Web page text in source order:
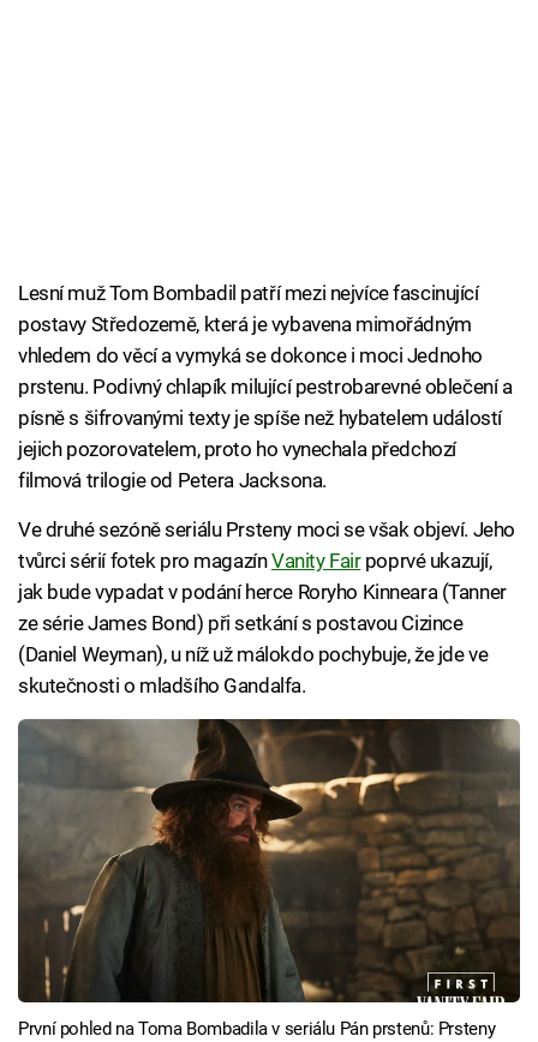
Lesní muž Tom Bombadil patří mezi nejvíce fascinující
postavy Středozemě, která je vybavena mimořádným
vhledem do věcí a vymyká se dokonce i moci Jednoho
prstenu. Podivný chlapík milující pestrobarevné oblečení a
písně s šifrovanými texty je spíše než hybatelem událostí
jejich pozorovatelem, proto ho vynechala předchozí
filmová trilogie od Petera Jacksona.
Ve druhé sezóně seriálu Prsteny moci se však objeví. Jeho
tvůrci sérií fotek pro magazínVanity Fairpoprvé ukazují,
jak bude vypadat v podání herce Roryho Kinneara (Tanner
ze série James Bond) při setkání s postavou Cizince
(Daniel Weyman), u níž už málokdo pochybuje, že jde ve
skutečnosti o mladšího Gandalfa.
První pohled na Toma Bombadila v seriálu Pán prstenů: Prsteny